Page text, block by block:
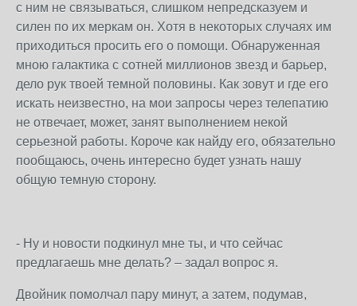
с ним не связываться, слишком непредсказуем и
силен по их меркам он. Хотя в некоторых случаях им
приходиться просить его о помощи. Обнаруженная
мною галактика с сотней миллионов звезд и барьер,
дело рук твоей темной половины. Как зовут и где его
искать неизвестно, на мои запросы через телепатию
не отвечает, может, занят выполнением некой
серьезной работы. Короче как найду его, обязательно
пообщаюсь, очень интересно будет узнать нашу
общую темную сторону.
- Ну и новости подкинул мне ты, и что сейчас
предлагаешь мне делать? – задал вопрос я.
Двойник помолчал пару минут, а затем, подумав,